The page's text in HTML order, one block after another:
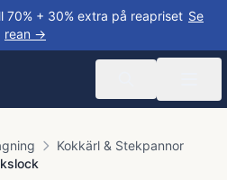
70% + 30% extra på reapriset Se
rean →
Kokkärl & Stekpannor